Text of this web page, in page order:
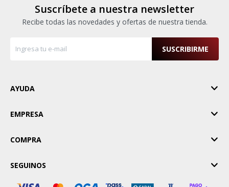
Suscríbete a nuestra newsletter
Recibe todas las novedades y ofertas de nuestra tienda.
SUSCRIBIRME
AYUDA
EMPRESA
COMPRA
SEGUINOS